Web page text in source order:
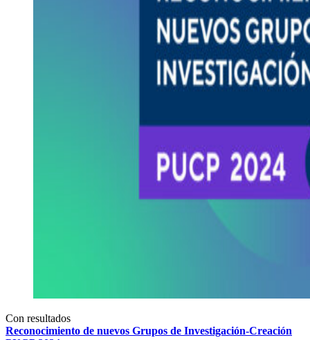
Con resultados
Reconocimiento de nuevos Grupos de Investigación-Creación